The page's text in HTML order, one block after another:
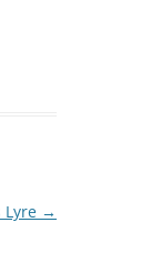
Lyre →